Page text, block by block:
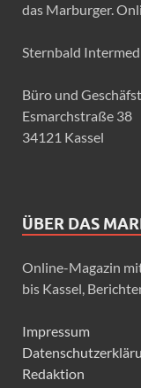
das Marburger.
Sternbald
Büro und
Esmarchstraße 38
34121 Kassel
ÜBER DAS
Online-Magazin
bis Kassel,
Impressum
Redaktion